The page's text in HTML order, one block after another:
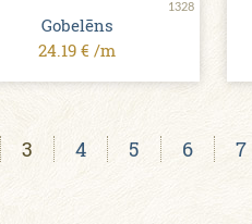
1328
Gobelēns
24.19 € /m
3 4 5 6 7